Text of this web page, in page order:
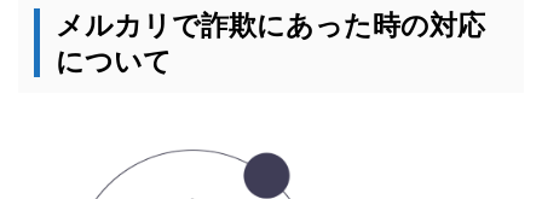
メルカリで詐欺にあった時の対応
について